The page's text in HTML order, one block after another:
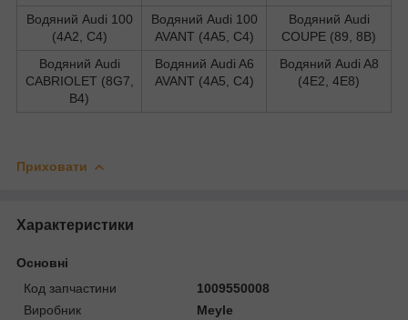
Водяний Audi 100
(4A2, C4)
Водяний Audi 100
AVANT (4A5, C4)
Водяний Audi
COUPE (89, 8B)
Водяний Audi
CABRIOLET (8G7,
B4)
Водяний Audi A6
AVANT (4A5, C4)
Водяний Audi A8
(4E2, 4E8)
Приховати
Характеристики
Основні
Код запчастини
1009550008
Виробник
Meyle